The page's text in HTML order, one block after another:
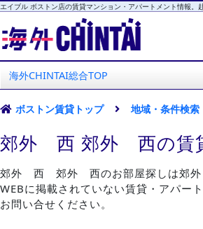
エイブル ボストン店の賃貸マンション・アパートメント情報
海外CHINTAI
エイブル ボストン店
海外CHINTAI総合TOP
ボストン賃貸トップ 地域・条件検索
郊外 西 郊外 西の賃
郊外 西 郊外 西のお部屋探しは郊外
WEBに掲載されていない賃貸・アパー
お問い合せください。